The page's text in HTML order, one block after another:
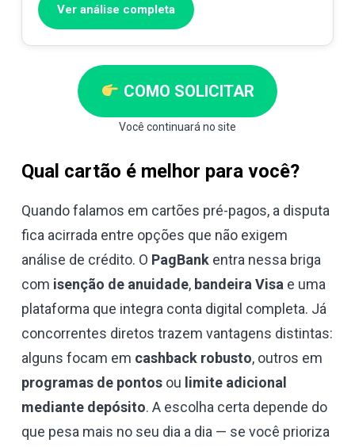
Ver análise completa
COMO SOLICITAR
Você continuará no site
Qual cartão é melhor para você?
Quando falamos em cartões pré-pagos, a disputa
fica acirrada entre opções que não exigem
análise de crédito. O PagBank entra nessa briga
com isenção de anuidade, bandeira Visa e uma
plataforma que integra conta digital completa. Já
concorrentes diretos trazem vantagens distintas:
alguns focam em cashback robusto, outros em
programas de pontos ou limite adicional
mediante depósito. A escolha certa depende do
que pesa mais no seu dia a dia — se você prioriza